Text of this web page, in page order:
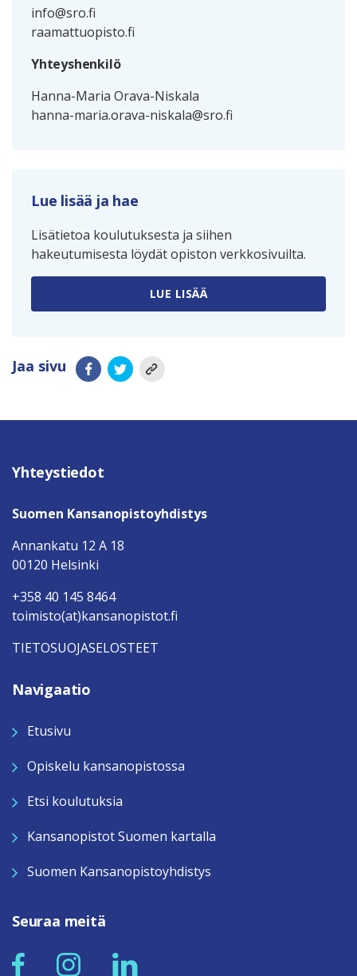
info@sro.fi
raamattuopisto.fi
Yhteyshenkilö
Hanna-Maria Orava-Niskala
hanna-maria.orava-niskala@sro.fi
Lue lisää ja hae
Lisätietoa koulutuksesta ja siihen
hakeutumisesta löydät opiston verkkosivuilta.
LUE LISÄÄ
Jaa sivu
Yhteystiedot
Suomen Kansanopistoyhdistys
Annankatu 12 A 18
00120 Helsinki
+358 40 145 8464
toimisto(at)kansanopistot.fi
TIETOSUOJASELOSTEET
Navigaatio
Etusivu
Opiskelu kansanopistossa
Etsi koulutuksia
Kansanopistot Suomen kartalla
Suomen Kansanopistoyhdistys
Seuraa meitä